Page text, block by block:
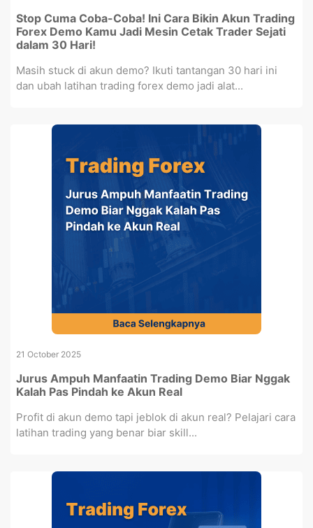
Stop Cuma Coba-Coba! Ini Cara Bikin Akun Trading
Forex Demo Kamu Jadi Mesin Cetak Trader Sejati
dalam 30 Hari!
Masih stuck di akun demo? Ikuti tantangan 30 hari ini
dan ubah latihan trading forex demo jadi alat...
21 October 2025
Jurus Ampuh Manfaatin Trading Demo Biar Nggak
Kalah Pas Pindah ke Akun Real
Profit di akun demo tapi jeblok di akun real? Pelajari cara
latihan trading yang benar biar skill...